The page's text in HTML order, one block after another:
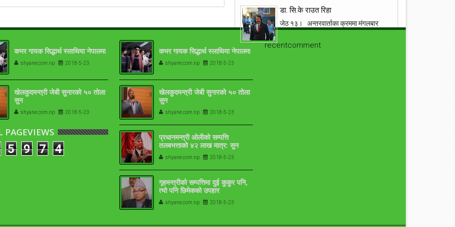
डा. सि.के राउत रिहा
जेठ १३। अन्तरवार्ताका क्रममा मंगलबार
एरिना टेलिभिजनबाट पक्राउ परेका डा. राउत
सप्तरी प्रहरीबाट रिहा । बिभिन्न बिषयमा
विवादित रहेका राउ...
यसरी झस्किन !
आँफुले जन्माएर हुर्काएको सन्तानको निधनमा जो कोहि पनि
युद्ध मैदानमा अंग्रेज फौज, ‘नालापानी’ छायांकनका केही
कभर गायक सिद्धार्थ स्लाथिया नेपालमा
shyane.com.np 2018-5-23
खेलकुदमन्त्री जेबी सुनारको ५० तोला
सुन
shyane.com.np 2018-5-23
PAGEVIEWS
5 9 7 4
कभर गायक सिद्धार्थ स्लाथिया नेपालमा
shyane.com.np 2018-5-23
खेलकुदमन्त्री जेबी सुनारको ५० तोला
सुन
shyane.com.np 2018-5-23
प्रधानमन्त्री ओलीको सम्पत्ति
तलबभत्ताको ४२ लाख मात्र: सुन
१७-१८ तोला
shyane.com.np 2018-5-23
गृहमन्त्रीको सम्पत्तिमा दुई कुकुर पनि,
त्यो पनि छिमेकको उपहार
shyane.com.np 2018-5-23
recentcomment